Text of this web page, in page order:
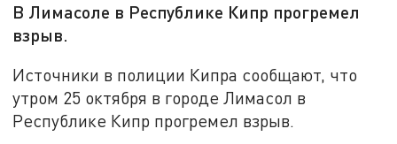
В Лимасоле в Республике Кипр прогремел
взрыв.
Источники в полиции Кипра сообщают, что
утром 25 октября в городе Лимасол в
Республике Кипр прогремел взрыв.